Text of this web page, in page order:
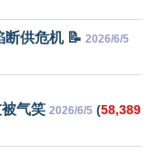
断供危机 📝 2026/6/5
气笑 2026/6/5 (58,389